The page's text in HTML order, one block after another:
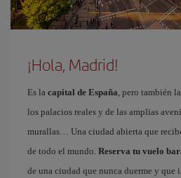
¡Hola, Madrid!
Es la capital de España, pero también
los palacios reales y de las amplias
murallas… Una ciudad abierta que
de todo el mundo. Reserva tu vuelo
de una ciudad que nunca duerme y que